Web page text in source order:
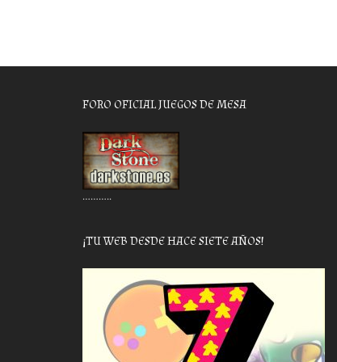
FORO OFICIAL JUEGOS DE MESA
………..
¡TU WEB DESDE HACE SIETE AÑOS!